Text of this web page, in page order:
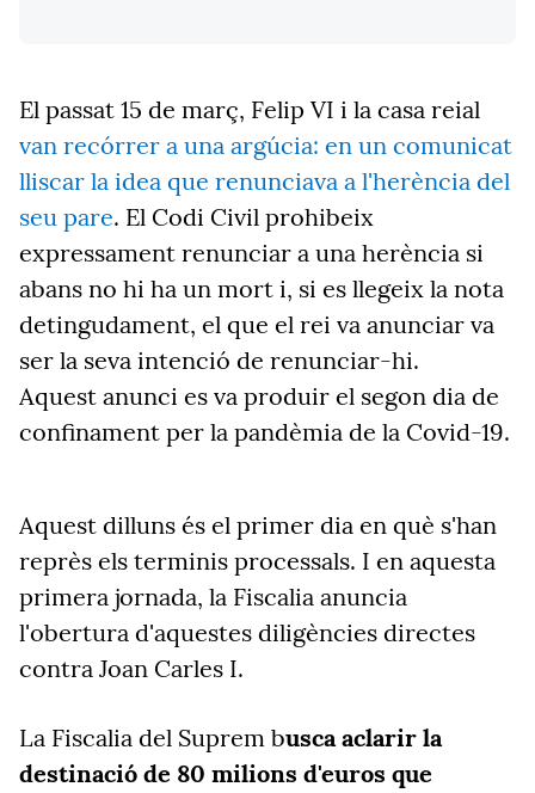
El passat 15 de març, Felip VI i la casa reial
van recórrer a una argúcia: en un comunicat
lliscar la idea que renunciava a l'herència del
seu pare. El Codi Civil prohibeix
expressament renunciar a una herència si
abans no hi ha un mort i, si es llegeix la nota
detingudament, el que el rei va anunciar va
ser la seva intenció de renunciar-hi.
Aquest anunci es va produir el segon dia de
confinament per la pandèmia de la Covid-19.
Aquest dilluns és el primer dia en què s'han
reprès els terminis processals. I en aquesta
primera jornada, la Fiscalia anuncia
l'obertura d'aquestes diligències directes
contra Joan Carles I.
La Fiscalia del Suprem busca aclarir la
destinació de 80 milions d'euros que